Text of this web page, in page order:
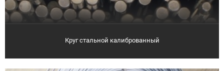
Круг стальной калиброванный